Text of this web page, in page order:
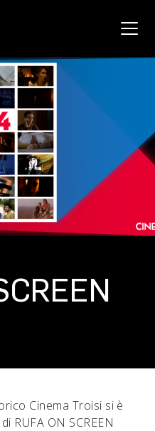
Cinema Troisi si è
RUFA ON SCREEN